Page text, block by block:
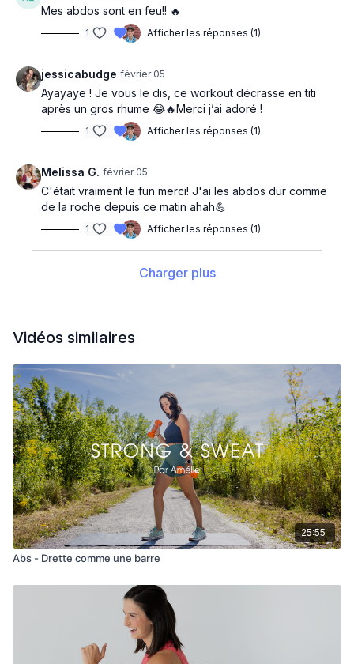
Mes abdos sont en feu!! 🔥
1 Afficher les réponses (1)
jessicabudge février 05
Ayayaye ! Je vous le dis, ce workout décrasse en titi
après un gros rhume 😂🔥Merci j’ai adoré !
1 Afficher les réponses (1)
Melissa G. février 05
C'était vraiment le fun merci! J'ai les abdos dur comme
de la roche depuis ce matin ahah💪
1 Afficher les réponses (1)
Charger plus
Vidéos similaires
25:55
Abs - Drette comme une barre